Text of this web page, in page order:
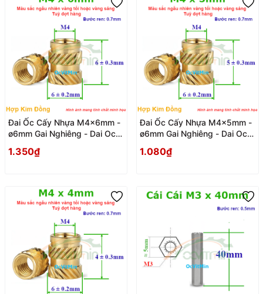
Đai Ốc Cấy Nhựa M4x6mm -
ø6mm Gai Nghiêng - Dai Oc
Nghieng
1.350₫
Đai Ốc Cấy Nhựa M4x5mm -
ø6mm Gai Nghiêng - Dai Oc
Nghieng
1.080₫